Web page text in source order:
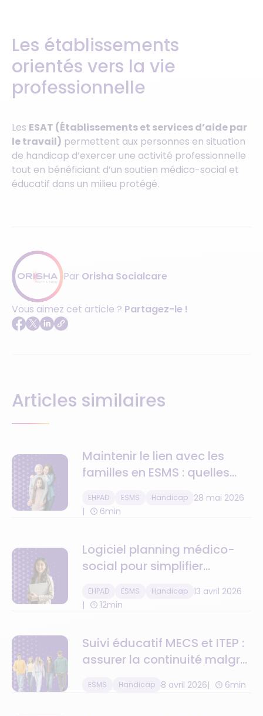
Les établissements
orientés vers la vie
professionnelle
Les ESAT (Établissements et services d’aide par
le travail) permettent aux personnes en situation
de handicap d’exercer une activité professionnelle
tout en bénéficiant d’un soutien médico-social et
éducatif dans un milieu protégé.
Par Orisha Socialcare
Vous aimez cet article ? Partagez-le !
Articles similaires
Maintenir le lien avec les
familles en ESMS : quelles
EHPAD ESMS Handicap
28 mai 2026
6min
Logiciel planning médico-
social pour simplifier
EHPAD ESMS Handicap 13 avril 2026
12min
Suivi éducatif MECS et ITEP :
assurer la continuité malgré
ESMS Handicap 8 avril 2026 6min